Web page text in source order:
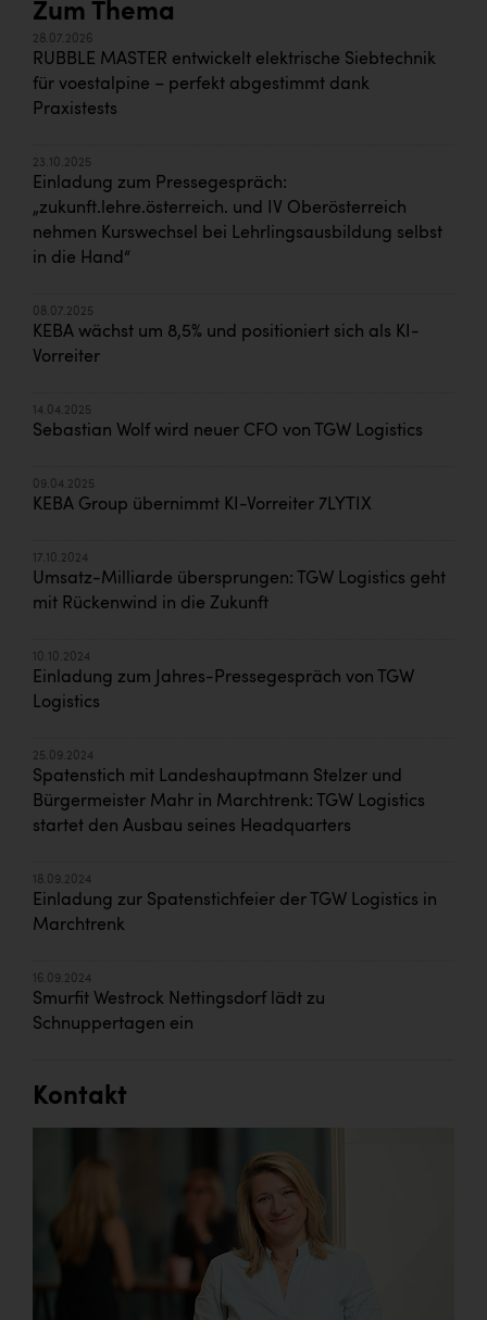
Zum Thema
28.07.2026
RUBBLE MASTER entwickelt elektrische Siebtechnik
für voestalpine – perfekt abgestimmt dank
Praxistests
23.10.2025
Einladung zum Pressegespräch:
„zukunft.lehre.österreich. und IV Oberösterreich
nehmen Kurswechsel bei Lehrlingsausbildung selbst
in die Hand“
08.07.2025
KEBA wächst um 8,5% und positioniert sich als KI-
Vorreiter
14.04.2025
Sebastian Wolf wird neuer CFO von TGW Logistics
09.04.2025
KEBA Group übernimmt KI-Vorreiter 7LYTIX
17.10.2024
Umsatz-Milliarde übersprungen: TGW Logistics geht
mit Rückenwind in die Zukunft
10.10.2024
Einladung zum Jahres-Pressegespräch von TGW
Logistics
25.09.2024
Spatenstich mit Landeshauptmann Stelzer und
Bürgermeister Mahr in Marchtrenk: TGW Logistics
startet den Ausbau seines Headquarters
18.09.2024
Einladung zur Spatenstichfeier der TGW Logistics in
Marchtrenk
16.09.2024
Smurfit Westrock Nettingsdorf lädt zu
Schnuppertagen ein
Kontakt